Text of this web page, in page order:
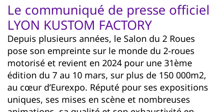
Le communiqué de presse officiel
LYON KUSTOM FACTORY
Depuis plusieurs années, le Salon du 2 Roues
pose son empreinte sur le monde du 2-roues
motorisé et revient en 2024 pour une 31ème
édition du 7 au 10 mars, sur plus de 150 000m2,
au cœur d’Eurexpo. Réputé pour ses expositions
uniques, ses mises en scène et nombreuses